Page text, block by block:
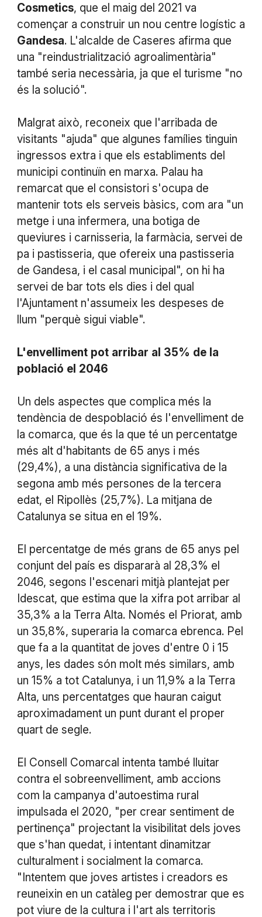
Cosmetics, que el maig del 2021 va
començar a construir un nou centre logístic a
Gandesa. L'alcalde de Caseres afirma que
una "reindustrialització agroalimentària"
també seria necessària, ja que el turisme "no
és la solució".
Malgrat això, reconeix que l'arribada de
visitants "ajuda" que algunes famílies tinguin
ingressos extra i que els establiments del
municipi continuïn en marxa. Palau ha
remarcat que el consistori s'ocupa de
mantenir tots els serveis bàsics, com ara "un
metge i una infermera, una botiga de
queviures i carnisseria, la farmàcia, servei de
pa i pastisseria, que ofereix una pastisseria
de Gandesa, i el casal municipal", on hi ha
servei de bar tots els dies i del qual
l'Ajuntament n'assumeix les despeses de
llum "perquè sigui viable".
L'envelliment pot arribar al 35% de la
població el 2046
Un dels aspectes que complica més la
tendència de despoblació és l'envelliment de
la comarca, que és la que té un percentatge
més alt d'habitants de 65 anys i més
(29,4%), a una distància significativa de la
segona amb més persones de la tercera
edat, el Ripollès (25,7%). La mitjana de
Catalunya se situa en el 19%.
El percentatge de més grans de 65 anys pel
conjunt del país es dispararà al 28,3% el
2046, segons l'escenari mitjà plantejat per
Idescat, que estima que la xifra pot arribar al
35,3% a la Terra Alta. Només el Priorat, amb
un 35,8%, superaria la comarca ebrenca. Pel
que fa a la quantitat de joves d'entre 0 i 15
anys, les dades són molt més similars, amb
un 15% a tot Catalunya, i un 11,9% a la Terra
Alta, uns percentatges que hauran caigut
aproximadament un punt durant el proper
quart de segle.
El Consell Comarcal intenta també lluitar
contra el sobreenvelliment, amb accions
com la campanya d'autoestima rural
impulsada el 2020, "per crear sentiment de
pertinença" projectant la visibilitat dels joves
que s'han quedat, i intentant dinamitzar
culturalment i socialment la comarca.
"Intentem que joves artistes i creadors es
reuneixin en un catàleg per demostrar que es
pot viure de la cultura i l'art als territoris